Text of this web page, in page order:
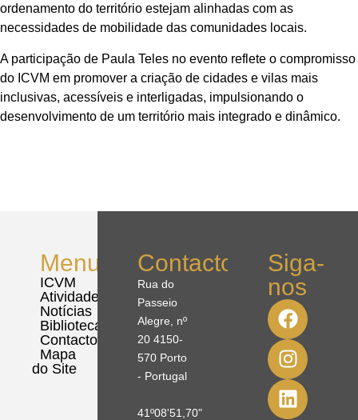
ordenamento do território estejam alinhadas com as
necessidades de mobilidade das comunidades locais.
A participação de Paula Teles no evento reflete o compromisso
do ICVM em promover a criação de cidades e vilas mais
inclusivas, acessíveis e interligadas, impulsionando o
desenvolvimento de um território mais integrado e dinâmico.
Menu
ICVM
Atividades
Notícias
Biblioteca
Contactos
Mapa
do Site
Contactos
Rua do
Passeio
Alegre, nº
20 4150-
570 Porto
- Portugal
41º08'51,70"
Siga-
nos